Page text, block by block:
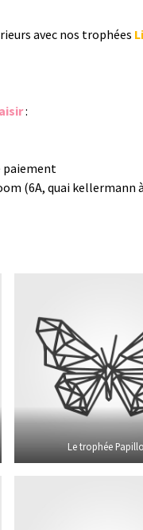
avec nos trophées
:
paiement
(6A, quai
Le trophée